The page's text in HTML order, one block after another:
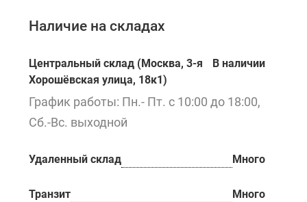
Наличие на складах
Центральный склад (Москва, 3-я
Хорошёвская улица, 18к1)
В наличии
График работы: Пн.- Пт. с 10:00 до 18:00,
Сб.-Вс. выходной
Удаленный склад Много
Транзит Много